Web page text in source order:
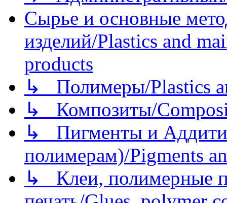
Сырье и основные
изделий/Plastics and
products
↳ Полимеры/Plastics
↳ Композиты/
↳ Пигменты и
полимерам)/Pigments
↳ Клеи, полимерные